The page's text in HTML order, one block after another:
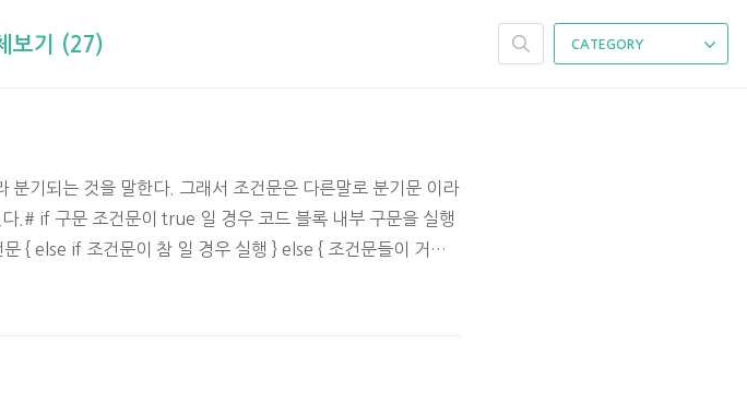
CATEGORY
보기 (27)
기되는 것을 말한다. 그래서 조건문은 다른말로 분기문 이라
.# if 구문 조건문이 true 일 경우 코드 블록 내부 구문을 실행
{ else if 조건문이 참 일 경우 실행 } else { 조건문들이 거짓
== "KWAG" { print("당신에 이름은 JAEYOUNG 이군